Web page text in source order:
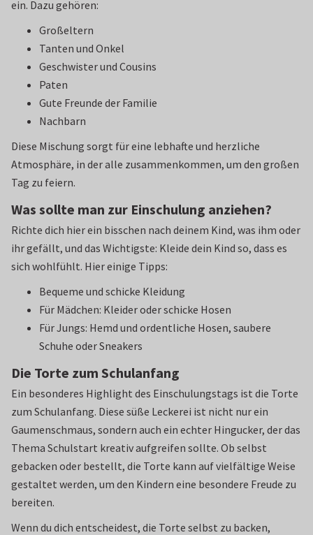
ein. Dazu gehören:
Großeltern
Tanten und Onkel
Geschwister und Cousins
Paten
Gute Freunde der Familie
Nachbarn
Diese Mischung sorgt für eine lebhafte und herzliche
Atmosphäre, in der alle zusammenkommen, um den großen
Tag zu feiern.
Was sollte man zur Einschulung anziehen?
Richte dich hier ein bisschen nach deinem Kind, was ihm oder
ihr gefällt, und das Wichtigste: Kleide dein Kind so, dass es
sich wohlfühlt. Hier einige Tipps:
Bequeme und schicke Kleidung
Für Mädchen: Kleider oder schicke Hosen
Für Jungs: Hemd und ordentliche Hosen, saubere
Schuhe oder Sneakers
Die Torte zum Schulanfang
Ein besonderes Highlight des Einschulungstags ist die Torte
zum Schulanfang. Diese süße Leckerei ist nicht nur ein
Gaumenschmaus, sondern auch ein echter Hingucker, der das
Thema Schulstart kreativ aufgreifen sollte. Ob selbst
gebacken oder bestellt, die Torte kann auf vielfältige Weise
gestaltet werden, um den Kindern eine besondere Freude zu
bereiten.
Wenn du dich entscheidest, die Torte selbst zu backen,